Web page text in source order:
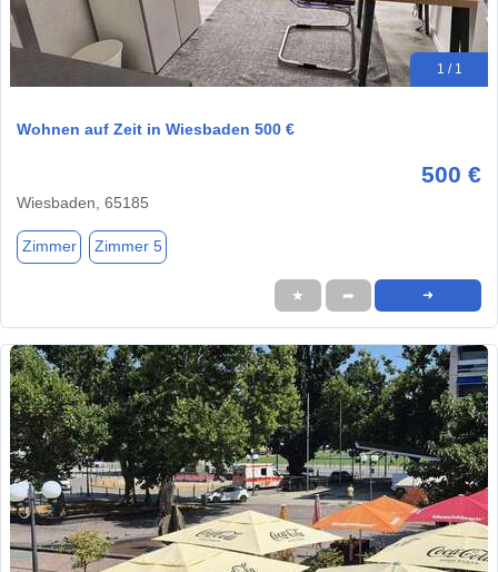
1 / 1
Wohnen auf Zeit in Wiesbaden 500 €
500 €
Wiesbaden, 65185
Zimmer Zimmer 5
★ ➦ ➜